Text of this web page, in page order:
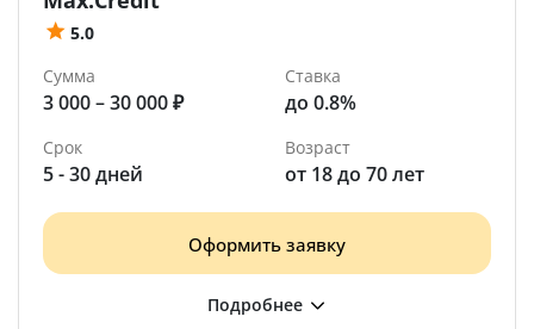
5.0
Сумма
3 000 – 30 000 ₽
Ставка
до 0.8%
Срок
5 - 30 дней
Возраст
от 18 до 70 лет
Оформить заявку